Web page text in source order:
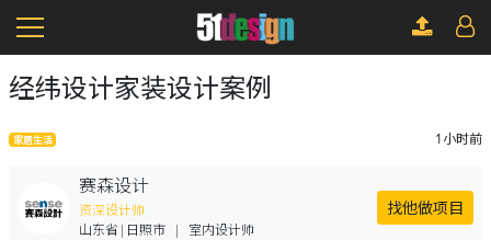
经纬设计家装设计案例
家居生活 1小时前
赛森设计
资深设计师
山东省|日照市 | 室内设计师
找他做项目